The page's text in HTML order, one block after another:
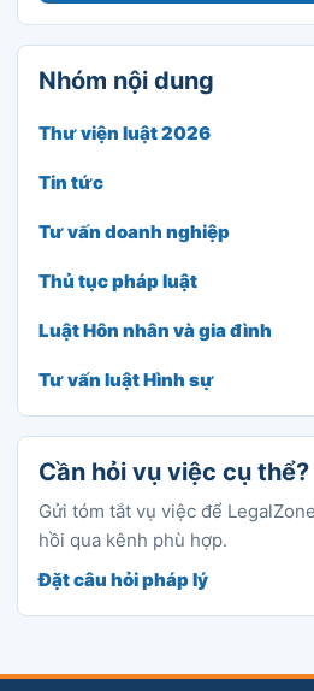
Nhóm nội dung
Thư viện luật 2026
Tin tức
Tư vấn doanh nghiệp
Thủ tục pháp luật
Luật Hôn nhân và gia đình
Tư vấn luật Hình sự
Cần hỏi vụ việc cụ thể?
Gửi tóm tắt vụ việc để
hồi qua kênh phù hợp.
Đặt câu hỏi pháp lý